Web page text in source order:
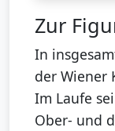
Zur
In
der Wiener
Im Laufe
Ober- und